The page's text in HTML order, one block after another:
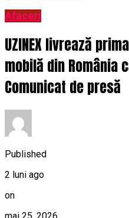
Afaceri
UZINEX livrează
mobilă din România
Comunicat de presă
Published
2 luni ago
on
mai 25, 2026